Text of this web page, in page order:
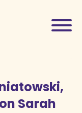
Sarah